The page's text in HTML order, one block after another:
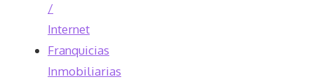
/
Internet
Franquicias
Inmobiliarias